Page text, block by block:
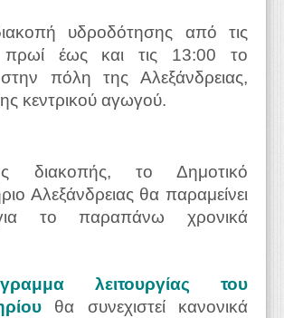
υδροδότησης από τις
έως και τις 13:00 το
πόλη της Αλεξάνδρειας,
κεντρικού αγωγού.
διακοπής, το Δημοτικό
Αλεξάνδρειας θα παραμείνει
το παραπάνω χρονικά
λειτουργίας του
θα συνεχιστεί κανονικά